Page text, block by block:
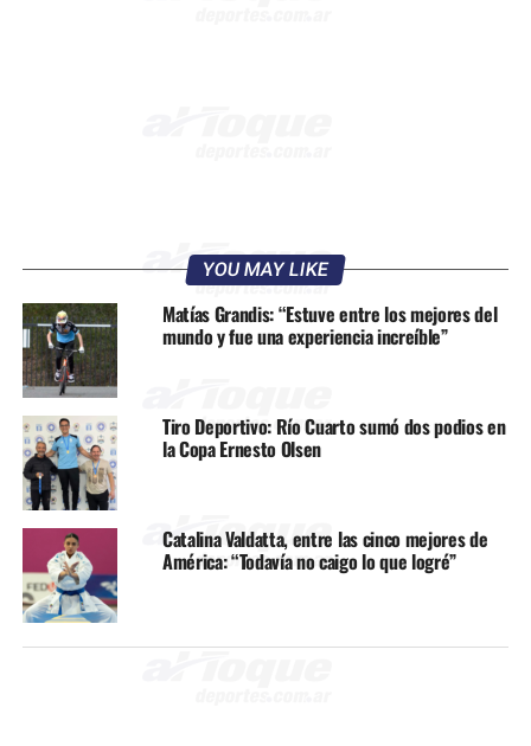
YOU MAY LIKE
Matías Grandis: “Estuve entre los mejores del
mundo y fue una experiencia increíble”
Tiro Deportivo: Río Cuarto sumó dos podios en
la Copa Ernesto Olsen
Catalina Valdatta, entre las cinco mejores de
América: “Todavía no caigo lo que logré”